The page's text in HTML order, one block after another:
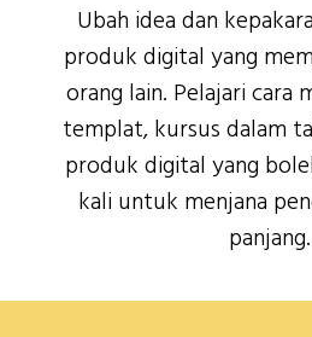
Ubah idea dan
produk digital yang
orang lain. Pelajari cara
templat, kursus dalam
produk digital yang
kali untuk menjana
panjang.